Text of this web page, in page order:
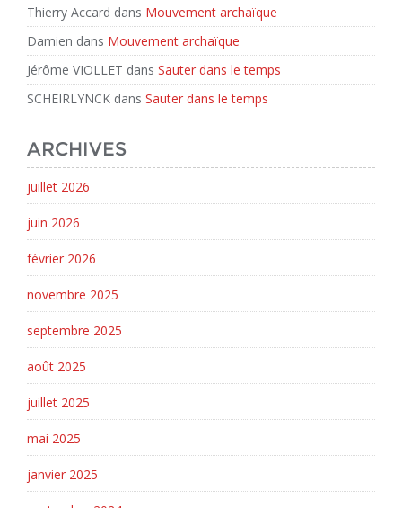
Thierry Accard dans Mouvement archaïque
Damien dans Mouvement archaïque
Jérôme VIOLLET dans Sauter dans le temps
SCHEIRLYNCK dans Sauter dans le temps
ARCHIVES
juillet 2026
juin 2026
février 2026
novembre 2025
septembre 2025
août 2025
juillet 2025
mai 2025
janvier 2025